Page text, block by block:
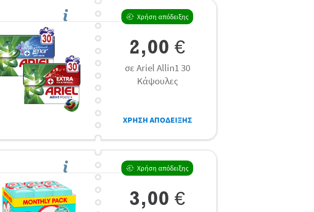
Χρήση απόδειξης
2,00 €
σε Ariel Allin1 30
Κάψουλες
ΧΡΗΣΗ ΑΠΟΔΕΙΞΗΣ
Χρήση απόδειξης
3,00 €